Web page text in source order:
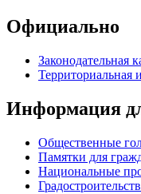
Официально
Законодательная
Территориальная
Информация
Общественные
Памятки для
Национальные